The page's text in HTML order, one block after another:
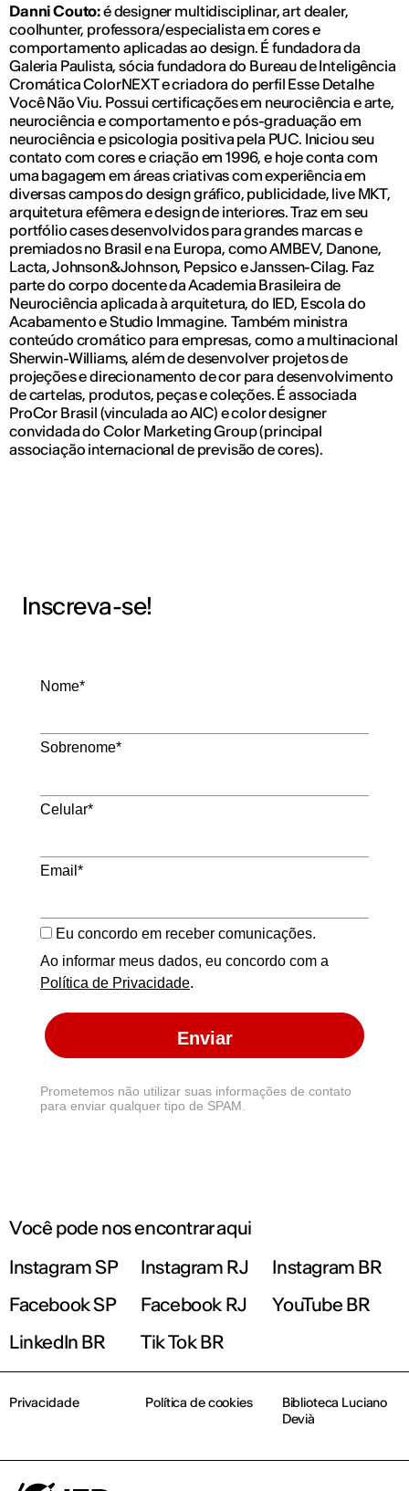
Danni Couto:é designer multidisciplinar, art dealer,
coolhunter, professora/especialista em cores e
comportamento aplicadas ao design. É fundadora da
Galeria Paulista, sócia fundadora do Bureau de Inteligência
Cromática ColorNEXT e criadora do perfil Esse Detalhe
Você Não Viu. Possui certificações em neurociência e arte,
neurociência e comportamento e pós-graduação em
neurociência e psicologia positiva pela PUC. Iniciou seu
contato com cores e criação em 1996, e hoje conta com
uma bagagem em áreas criativas com experiência em
diversas campos do design gráfico, publicidade, live MKT,
arquitetura efêmera e design de interiores. Traz em seu
portfólio cases desenvolvidos para grandes marcas e
premiados no Brasil e na Europa, como AMBEV, Danone,
Lacta, Johnson&Johnson, Pepsico e Janssen-Cilag. Faz
parte do corpo docente da Academia Brasileira de
Neurociência aplicada à arquitetura, do IED, Escola do
Acabamento e Studio Immagine. Também ministra
conteúdo cromático para empresas, como a multinacional
Sherwin-Williams, além de desenvolver projetos de
projeções e direcionamento de cor para desenvolvimento
de cartelas, produtos, peças e coleções. É associada
ProCor Brasil (vinculada ao AIC) e color designer
convidada do Color Marketing Group (principal
associação internacional de previsão de cores).
Inscreva-se!
Nome*
Sobrenome*
Celular*
Email*
Eu concordo em receber comunicações.
Ao informar meus dados, eu concordo com a
Política de Privacidade.
Enviar
Prometemos não utilizar suas informações de contato
para enviar qualquer tipo de SPAM.
Você pode nos encontrar aqui
Instagram SP
Instagram RJ
Instagram BR
Facebook SP
Facebook RJ
YouTube BR
LinkedIn BR
Tik Tok BR
Privacidade Política de cookies
Biblioteca Luciano
Devià